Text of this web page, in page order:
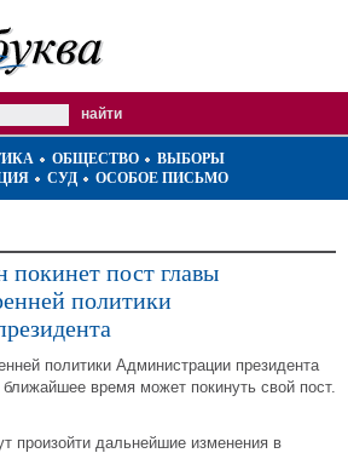
ОБЩЕСТВО
ВЫБОРЫ
СУД ОСОБОЕ ПИСЬМО
покинет пост главы
политики
политики Администрации президента
время может покинуть свой пост.
произойти дальнейшие изменения в